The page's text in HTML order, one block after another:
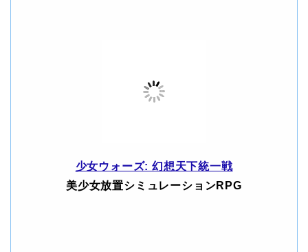
少女ウォーズ: 幻想天下統一戦
美少女放置シミュレーションRPG